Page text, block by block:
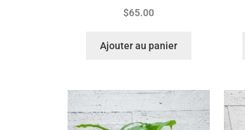
$65.00
Ajouter au panier